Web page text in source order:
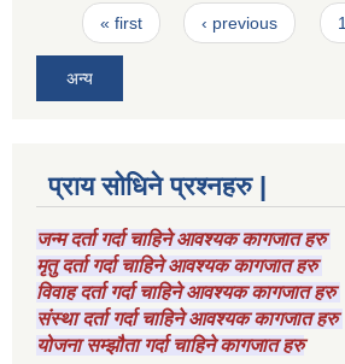
Pages
« first ‹ previous 1
अन्य
प्राय सोधिने प्रश्नहरु |
जन्म दर्ता गर्दा चाहिने आवश्यक कागजात हरु
मृतु दर्ता गर्दा चाहिने आवश्यक कागजात हरु
विवाह दर्ता गर्दा चाहिने आवश्यक कागजात हरु
संस्था दर्ता गर्दा चाहिने आवश्यक कागजात हरु
योजना सम्झौता गर्दा चाहिने कागजात हरु